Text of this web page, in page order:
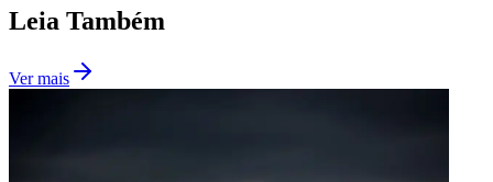
Leia Também
Ver mais